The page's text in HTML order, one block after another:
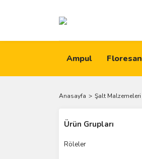
Ampul Floresan
Anasayfa Şalt Malzemeleri
Ürün Grupları
Röleler